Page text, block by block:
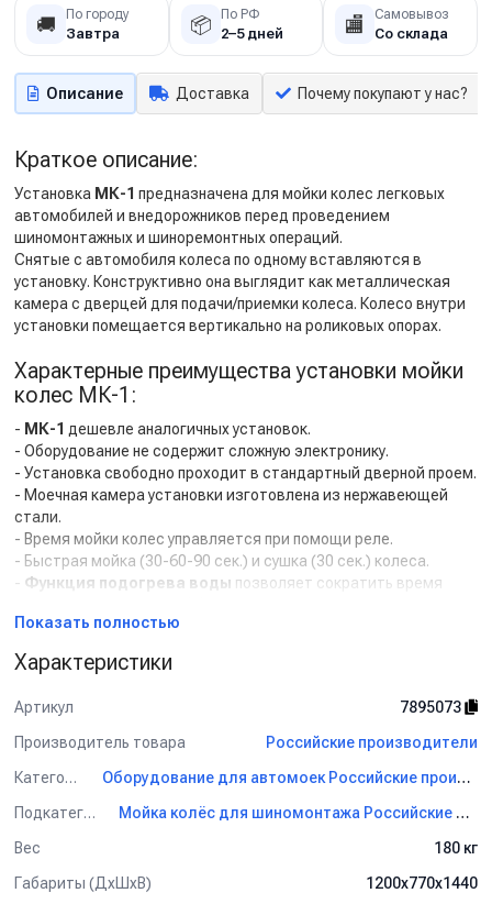
🚚 По городу
Завтра 📦 По РФ
2–5 дней 🏬 Самовывоз
Со склада
Описание Доставка Почему покупают у нас?
Краткое описание:
Установка МК-1 предназначена для мойки колес легковых
автомобилей и внедорожников перед проведением
шиномонтажных и шиноремонтных операций.
Снятые с автомобиля колеса по одному вставляются в
установку. Конструктивно она выглядит как металлическая
камера с дверцей для подачи/приемки колеса. Колесо внутри
установки помещается вертикально на роликовых опорах.
Характерные преимущества установки мойки
колес МК-1:
- МК-1 дешевле аналогичных установок.
- Оборудование не содержит сложную электронику.
- Установка свободно проходит в стандартный дверной проем.
- Моечная камера установки изготовлена из нержавеющей
стали.
- Время мойки колес управляется при помощи реле.
- Быстрая мойка (30-60-90 сек.) и сушка (30 сек.) колеса.
- Функция подогрева воды позволяет сократить время
-Подвижные распылители
плёнку даже в их глубине
мойки.
- При открытии дверцы срабатывает датчик отключения
- Не требуется подключение моечной камеры к водопроводу.
- Применение установки позволяет содержать в чистоте
помещение и оборудование.
Описание работы установки для мойки колёс
МК-1:
Показать полностью
Характеристики
Артикул
7895073
Производитель товара
Российские производители
Категория
Оборудование для автомоек Российские производители
Подкатегория
Мойка колёс для шиномонтажа Российские производители
Вес
180 кг
Габариты (ДхШхВ)
1200х770х1440